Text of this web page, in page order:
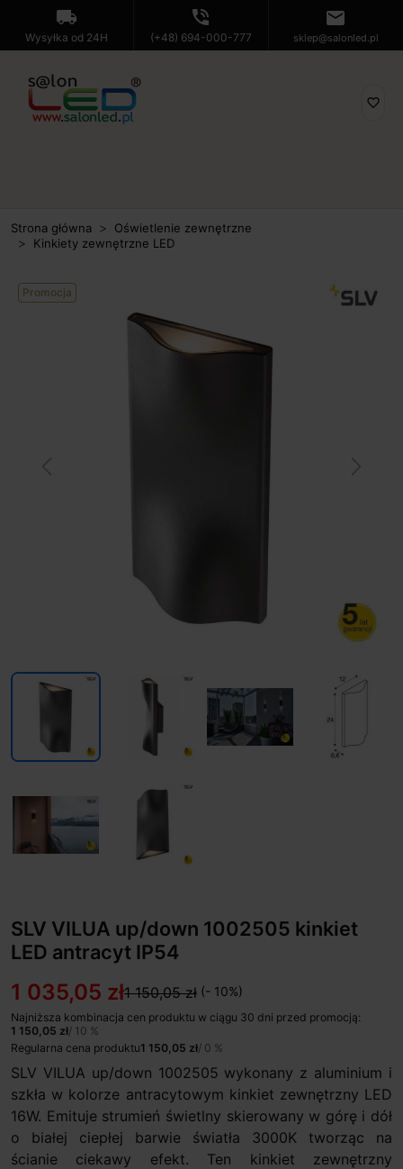
local_shipping
Wysyłka od 24H
phone_in_talk
(+48) 694-000-777
mail
sklep@salonled.pl
favorite_border
Strona główna
Oświetlenie zewnętrzne
Kinkiety zewnętrzne LED
Promocja
SLV VILUA up/down 1002505 kinkiet
LED antracyt IP54
1 035,05 zł1 150,05 zł (- 10%)
Najniższa kombinacja cen produktu w ciągu 30 dni przed promocją:
1 150,05 zł/ 10 %
Regularna cena produktu1 150,05 zł/ 0 %
SLV VILUA up/down 1002505 wykonany z aluminium i
szkła w kolorze antracytowym kinkiet zewnętrzny LED
16W. Emituje strumień świetlny skierowany w górę i dół
o białej ciepłej barwie światła 3000K tworząc na
ścianie ciekawy efekt. Ten kinkiet zewnętrzny